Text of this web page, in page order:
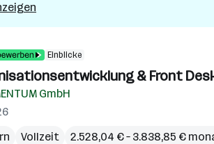
Einblicke
& Front
GmbH
Vollzeit 2.528,04 € – 3.838,85 €